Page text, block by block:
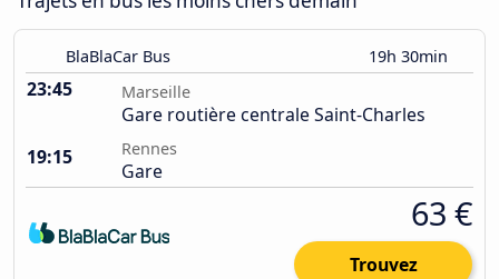
BlaBlaCar Bus 19h 30min
23:45 Marseille
Gare routière centrale Saint-Charles
19:15
Rennes
Gare
63 €
Trouvez